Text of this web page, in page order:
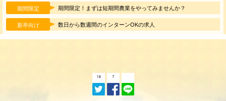
期間限定 期間限定！まずは短期間農業をやってみませんか？
新卒向け 数日から数週間のインターンOKの求人